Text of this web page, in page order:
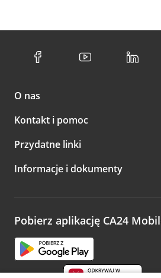
O nas
Kontakt i pomoc
Przydatne linki
Informacje i dokumenty
Pobierz aplikację CA24